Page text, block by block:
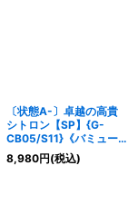
〔状態A-〕卓越の高貴
シトロン【SP】{G-
CB05/S11}《バミュー
ダ△》
8,980円(税込)